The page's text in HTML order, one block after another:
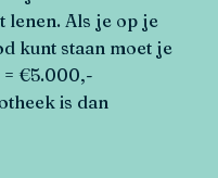
Als je op je
kunt staan moet je
= €5.000,-
is dan